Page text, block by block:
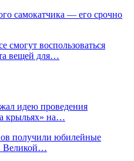
самокатчика — его срочно
смогут воспользоваться
вещей для…
идею проведения
крыльях» на…
получили юбилейные
Великой…